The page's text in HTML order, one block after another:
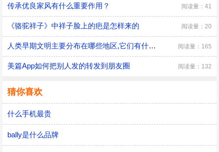
传承优良家风有什么重要作用？ 阅读量：41
《骆驼祥子》中祥子脸上的疤是怎样来的 阅读量：20
人类早期文明主要分布在哪些地区,它们有什么共同特点 阅读量：165
美篇App如何把别人发的转发到朋友圈 阅读量：132
猜你喜欢
什么手机最贵
bally是什么品牌